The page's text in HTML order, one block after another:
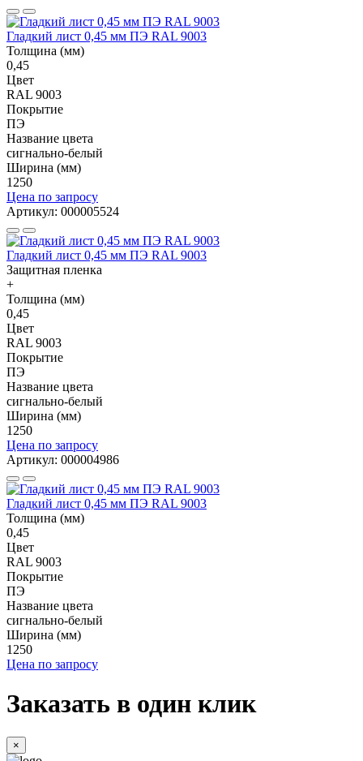
Гладкий лист 0,45 мм ПЭ RAL 9003
Толщина (мм)
0,45
Цвет
RAL 9003
Покрытие
ПЭ
Название цвета
сигнально-белый
Ширина (мм)
1250
Цена по запросу
Артикул: 000005524
Гладкий лист 0,45 мм ПЭ RAL 9003
Защитная пленка
+
Толщина (мм)
0,45
Цвет
RAL 9003
Покрытие
ПЭ
Название цвета
сигнально-белый
Ширина (мм)
1250
Цена по запросу
Артикул: 000004986
Гладкий лист 0,45 мм ПЭ RAL 9003
Толщина (мм)
0,45
Цвет
RAL 9003
Покрытие
ПЭ
Название цвета
сигнально-белый
Ширина (мм)
1250
Цена по запросу
Заказать в один клик
×